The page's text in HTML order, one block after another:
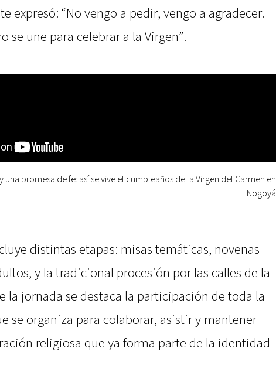
expresó: “No vengo a pedir, vengo a agradecer.
se une para celebrar a la Virgen”.
una promesa de fe: así se vive el cumpleaños de la Virgen del Carmen en
Nogoyá
distintas etapas: misas temáticas, novenas
y la tradicional procesión por las calles de la
la jornada se destaca la participación de toda la
se organiza para colaborar, asistir y mantener
religiosa que ya forma parte de la identidad